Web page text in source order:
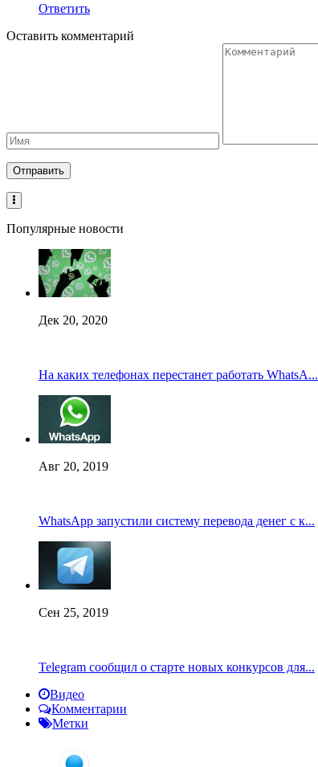
Ответить
Оставить комментарий
Популярные новости
Дек 20, 2020
На каких телефонах перестанет работать WhatsA...
Авг 20, 2019
WhatsApp запустили систему перевода денег с к...
Сен 25, 2019
Telegram сообщил о старте новых конкурсов для...
Видео
Комментарии
Метки